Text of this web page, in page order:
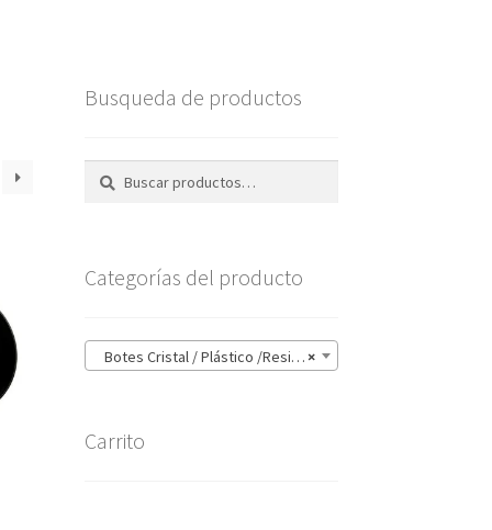
Busqueda de productos
Buscar
Buscar
Categorías del producto
×
Botes Cristal / Plástico /Resina (86)
Carrito